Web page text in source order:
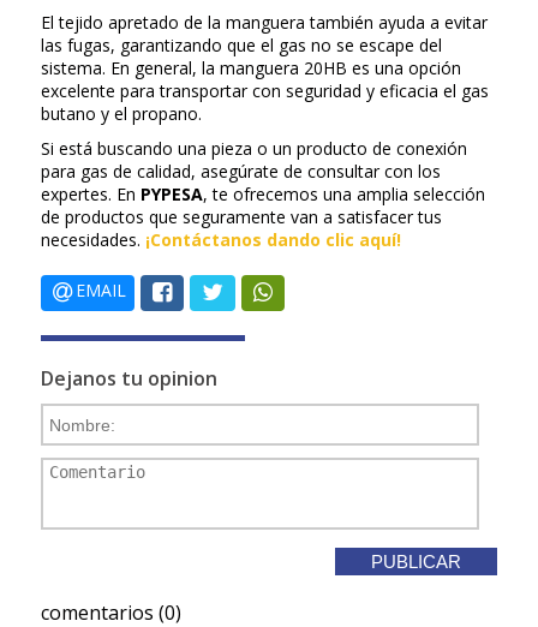
El tejido apretado de la manguera también ayuda a evitar
las fugas, garantizando que el gas no se escape del
sistema. En general, la manguera 20HB es una opción
excelente para transportar con seguridad y eficacia el gas
butano y el propano.
Si está buscando una pieza o un producto de conexión
para gas de calidad, asegúrate de consultar con los
expertes. En PYPESA, te ofrecemos una amplia selección
de productos que seguramente van a satisfacer tus
necesidades. ¡Contáctanos dando clic aquí!
EMAIL
Dejanos tu opinion
comentarios (0)